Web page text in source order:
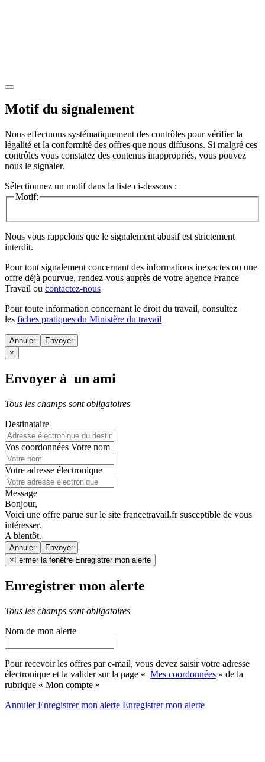
Motif du signalement
Nous effectuons systématiquement des contrôles pour vérifier la
légalité et la conformité des offres que nous diffusons. Si malgré ces
contrôles vous constatez des contenus inappropriés, vous pouvez
nous le signaler.
Sélectionnez un motif dans la liste ci-dessous :
Motif:
Nous vous rappelons que le signalement abusif est strictement
interdit.
Pour tout signalement concernant des informations inexactes ou une
offre déjà pourvue, rendez-vous auprès de votre agence France
Travail ou contactez-nous
Pour toute information concernant le droit du travail, consultez
les fiches pratiques du Ministère du travail
Annuler
×
Envoyer à un ami
Tous les champs sont obligatoires
Destinataire
Vos coordonnées Votre nom
Votre adresse électronique
Message
Bonjour,
Voici une offre parue sur le site francetravail.fr susceptible de vous
intéresser.
A bientôt.
Annuler
× Fermer la fenêtre Enregistrer mon alerte
Enregistrer mon alerte
Tous les champs sont obligatoires
Nom de mon alerte
Pour recevoir les offres par e-mail, vous devez saisir votre adresse
électronique et la valider sur la page « Mes coordonnées » de la
rubrique « Mon compte »
AnnulerEnregistrer mon alerte Enregistrermon alerte